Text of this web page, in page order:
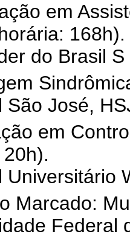
em
168h).
do Brasil
São José,
em
Universitário
Marcado:
Federal